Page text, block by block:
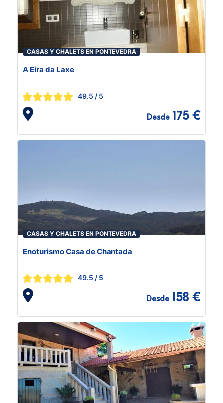
CASAS Y CHALETS EN PONTEVEDRA
A Eira da Laxe
49.5 / 5
Desde 175 €
CASAS Y CHALETS EN PONTEVEDRA
Enoturismo Casa de Chantada
49.5 / 5
Desde 158 €